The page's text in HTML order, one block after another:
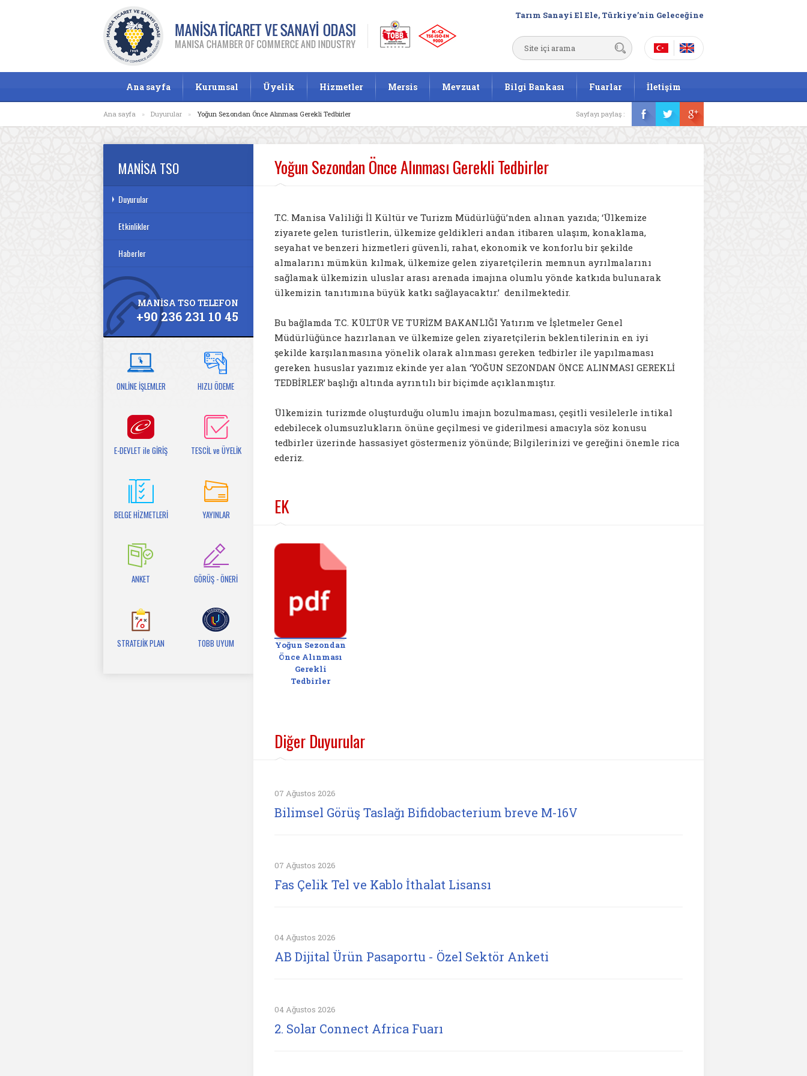
Tarım Sanayi El Ele, Türkiye’nin Geleceğine
Ana sayfa Kurumsal Üyelik Hizmetler Mersis Mevzuat Bilgi Bankası Fuarlar İletişim
Ana sayfa » Duyurular » Yoğun Sezondan Önce Alınması Gerekli Tedbirler Sayfayı paylaş :
MANİSA TSO
Duyurular
Etkinlikler
Haberler
MANİSA TSO TELEFON
+90 236 231 10 45
ONLİNE İŞLEMLER HIZLI ÖDEME
E-DEVLET ile GİRİŞ TESCİL ve ÜYELİK
BELGE HİZMETLERİ YAYINLAR
ANKET GÖRÜŞ - ÖNERİ
STRATEJİK PLAN TOBB UYUM
Yoğun Sezondan Önce Alınması Gerekli Tedbirler
T.C. Manisa Valiliği İl Kültür ve Turizm Müdürlüğü’nden alınan yazıda; ‘Ülkemize
ziyarete gelen turistlerin, ülkemize geldikleri andan itibaren ulaşım, konaklama,
seyahat ve benzeri hizmetleri güvenli, rahat, ekonomik ve konforlu bir şekilde
almalarını mümkün kılmak, ülkemize gelen ziyaretçilerin memnun ayrılmalarını
sağlamak ülkemizin uluslar arası arenada imajına olumlu yönde katkıda bulunarak
ülkemizin tanıtımına büyük katkı sağlayacaktır.’ denilmektedir.
Bu bağlamda T.C. KÜLTÜR VE TURİZM BAKANLIĞI Yatırım ve İşletmeler Genel
Müdürlüğünce hazırlanan ve ülkemize gelen ziyaretçilerin beklentilerinin en iyi
şekilde karşılanmasına yönelik olarak alınması gereken tedbirler ile yapılmaması
gereken hususlar yazımız ekinde yer alan ‘YOĞUN SEZONDAN ÖNCE ALINMASI GEREKLİ
TEDBİRLER’ başlığı altında ayrıntılı bir biçimde açıklanmıştır.
Ülkemizin turizmde oluşturduğu olumlu imajın bozulmaması, çeşitli vesilelerle intikal
edebilecek olumsuzlukların önüne geçilmesi ve giderilmesi amacıyla söz konusu
tedbirler üzerinde hassasiyet göstermeniz yönünde; Bilgilerinizi ve gereğini önemle rica
ederiz.
EK
Yoğun Sezondan
Önce Alınması
Gerekli
Tedbirler
Diğer Duyurular
07 Ağustos 2026
Bilimsel Görüş Taslağı Bifidobacterium breve M-16V
07 Ağustos 2026
Fas Çelik Tel ve Kablo İthalat Lisansı
04 Ağustos 2026
AB Dijital Ürün Pasaportu - Özel Sektör Anketi
04 Ağustos 2026
2. Solar Connect Africa Fuarı